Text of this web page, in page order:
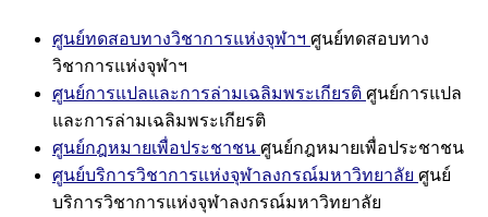
ศูนย์ทดสอบทางวิชาการแห่งจุฬาฯ ศูนย์ทดสอบทาง
วิชาการแห่งจุฬาฯ
ศูนย์การแปลและการล่ามเฉลิมพระเกียรติ ศูนย์การแปล
และการล่ามเฉลิมพระเกียรติ
ศูนย์กฎหมายเพื่อประชาชน ศูนย์กฎหมายเพื่อประชาชน
ศูนย์บริการวิชาการแห่งจุฬาลงกรณ์มหาวิทยาลัย ศูนย์
บริการวิชาการแห่งจุฬาลงกรณ์มหาวิทยาลัย